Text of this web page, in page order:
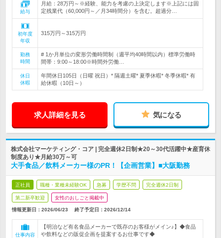
給与
月給：28万円～※経験、能力を考慮の上決定します※上記には固
定残業代（60,000円～／月34時間分）を含む。超過分…
初年度
年収
315万円～315万円
勤務
時間
# 1か月単位の変形労働時間制（週平均40時間以内）標準労働時
間帯：9:00～18:00※時間外労働…
休日
休暇
年間休日105日（日曜 祝日）* 隔週土曜* 夏季休暇* 冬季休暇* 有
給休暇（10日～）
求人詳細を見る 気になる
株式会社マーケティング・コア | 完全週休2日制★20～30代活躍中★産育休
制度あり★月給30万～可
大手食品／飲料メーカー様のPR！【企画営業】■大阪勤務
正社員 職種・業種未経験OK 急募 学歴不問 完全週休2日制
第二新卒歓迎 女性のおしごと掲載中
情報更新日：2026/06/23 終了予定日： 2026/12/14
仕事内容
【明治など有名食品メーカーで既存のお客様がメイン♪】◆食品
や飲料などの販促企画を提案するお仕事です◆